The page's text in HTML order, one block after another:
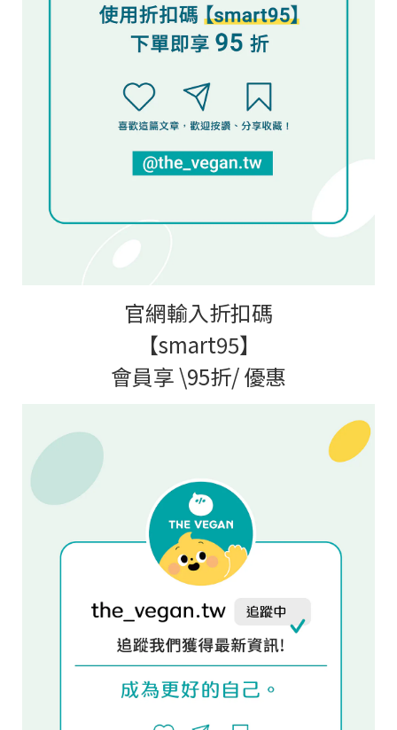
官網輸入折扣碼
【smart95】
會員享\95折/優惠